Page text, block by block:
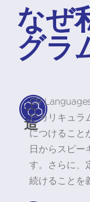
なぜ
グラ
構
造
CR
たカリキュラ
につけること
日からスピー
す。さらに、
続けることを